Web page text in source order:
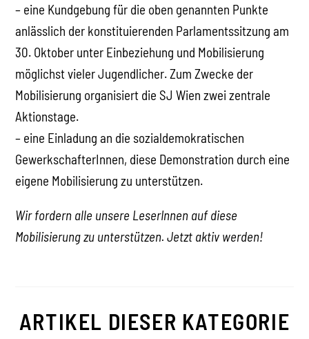
– eine Kundgebung für die oben genannten Punkte
anlässlich der konstituierenden Parlamentssitzung am
30. Oktober unter Einbeziehung und Mobilisierung
möglichst vieler Jugendlicher. Zum Zwecke der
Mobilisierung organisiert die SJ Wien zwei zentrale
Aktionstage.
– eine Einladung an die sozialdemokratischen
GewerkschafterInnen, diese Demonstration durch eine
eigene Mobilisierung zu unterstützen.
Wir fordern alle unsere LeserInnen auf diese
Mobilisierung zu unterstützen. Jetzt aktiv werden!
ARTIKEL DIESER KATEGORIE